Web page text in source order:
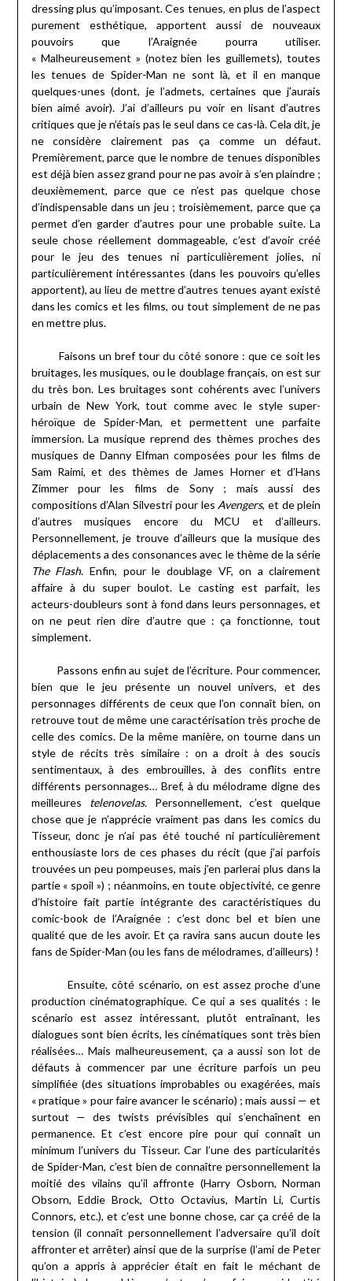
dressing plus qu’imposant. Ces tenues, en plus de l’aspect
purement esthétique, apportent aussi de nouveaux
pouvoirs que l’Araignée pourra utiliser.
« Malheureusement » (notez bien les guillemets), toutes
les tenues de Spider-Man ne sont là, et il en manque
quelques-unes (dont, je l’admets, certaines que j’aurais
bien aimé avoir). J’ai d’ailleurs pu voir en lisant d’autres
critiques que je n’étais pas le seul dans ce cas-là. Cela dit, je
ne considère clairement pas ça comme un défaut.
Premièrement, parce que le nombre de tenues disponibles
est déjà bien assez grand pour ne pas avoir à s’en plaindre ;
deuxièmement, parce que ce n’est pas quelque chose
d’indispensable dans un jeu ; troisièmement, parce que ça
permet d’en garder d’autres pour une probable suite. La
seule chose réellement dommageable, c’est d’avoir créé
pour le jeu des tenues ni particulièrement jolies, ni
particulièrement intéressantes (dans les pouvoirs qu’elles
apportent), au lieu de mettre d’autres tenues ayant existé
dans les comics et les films, ou tout simplement de ne pas
en mettre plus.
Faisons un bref tour du côté sonore : que ce soit les
bruitages, les musiques, ou le doublage français, on est sur
du très bon. Les bruitages sont cohérents avec l’univers
urbain de New York, tout comme avec le style super-
héroïque de Spider-Man, et permettent une parfaite
immersion. La musique reprend des thèmes proches des
musiques de Danny Elfman composées pour les films de
Sam Raimi, et des thèmes de James Horner et d’Hans
Zimmer pour les films de Sony ; mais aussi des
compositions d’Alan Silvestri pour les Avengers, et de plein
d’autres musiques encore du MCU et d’ailleurs.
Personnellement, je trouve d’ailleurs que la musique des
déplacements a des consonances avec le thème de la série
The Flash. Enfin, pour le doublage VF, on a clairement
affaire à du super boulot. Le casting est parfait, les
acteurs-doubleurs sont à fond dans leurs personnages, et
on ne peut rien dire d’autre que : ça fonctionne, tout
simplement.
Passons enfin au sujet de l’écriture. Pour commencer,
bien que le jeu présente un nouvel univers, et des
personnages différents de ceux que l’on connaît bien, on
retrouve tout de même une caractérisation très proche de
celle des comics. De la même manière, on tourne dans un
style de récits très similaire : on a droit à des soucis
sentimentaux, à des embrouilles, à des conflits entre
différents personnages… Bref, à du mélodrame digne des
meilleures telenovelas.Personnellement, c’est quelque
chose que je n’apprécie vraiment pas dans les comics du
Tisseur, donc je n’ai pas été touché ni particulièrement
enthousiaste lors de ces phases du récit (que j’ai parfois
trouvées un peu pompeuses, mais j’en parlerai plus dans la
partie « spoil ») ; néanmoins, en toute objectivité, ce genre
d’histoire fait partie intégrante des caractéristiques du
comic-book de l’Araignée : c’est donc bel et bien une
qualité que de les avoir. Et ça ravira sans aucun doute les
fans de Spider-Man (ou les fans de mélodrames, d’ailleurs) !
Ensuite, côté scénario, on est assez proche d’une
production cinématographique. Ce qui a ses qualités : le
scénario est assez intéressant, plutôt entraînant, les
dialogues sont bien écrits, les cinématiques sont très bien
réalisées… Mais malheureusement, ça a aussi son lot de
défauts à commencer par une écriture parfois un peu
simplifiée (des situations improbables ou exagérées, mais
« pratique » pour faire avancer le scénario) ; mais aussi — et
surtout — des twists prévisibles qui s’enchaînent en
permanence. Et c’est encore pire pour qui connaît un
minimum l’univers du Tisseur. Car l’une des particularités
de Spider-Man, c’est bien de connaître personnellement la
moitié des vilains qu’il affronte (Harry Osborn, Norman
Obsorn, Eddie Brock, Otto Octavius, Martin Li, Curtis
Connors, etc.), et c’est une bonne chose, car ça créé de la
tension (il connaît personnellement l’adversaire qu’il doit
affronter et arrêter) ainsi que de la surprise (l’ami de Peter
qu’on a appris à apprécier était en fait le méchant de